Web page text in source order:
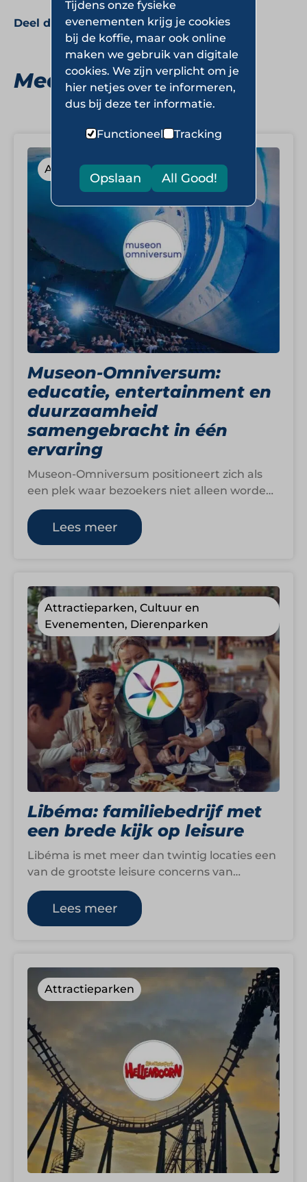
Deel deze pagina:
Meer Attractieparken
Attractieparken
Museon-Omniversum:
educatie, entertainment en
duurzaamheid
samengebracht in één
ervaring
Museon-Omniversum positioneert zich als
een plek waar bezoekers niet alleen worden
vermaakt, maar ook worden geraakt en
geactiveerd om anders…
Lees meer
Attractieparken, Cultuur en
Evenementen, Dierenparken
Libéma: familiebedrijf met
een brede kijk op leisure
Libéma is met meer dan twintig locaties een
van de grootste leisure concerns van
Nederland. Het familiebedrijf is actief in…
Lees meer
Attractieparken
Tijdens onze fysieke
evenementen krijg je cookies
bij de koffie, maar ook online
maken we gebruik van digitale
cookies. We zijn verplicht om je
hier netjes over te informeren,
dus bij deze ter informatie.
Functioneel Tracking
Opslaan All Good!